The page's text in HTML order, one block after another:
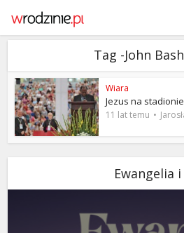
Tag -John
Wiara
Jezus na stadionie
11 lat temu
Ewangelia